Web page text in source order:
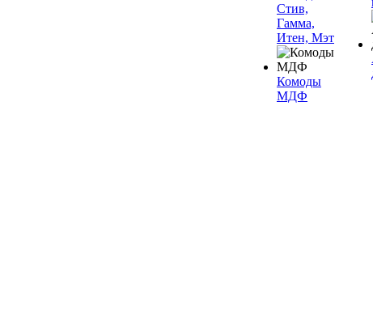
Стив,
Гамма,
Итен, Мэт
Комоды
МДФ